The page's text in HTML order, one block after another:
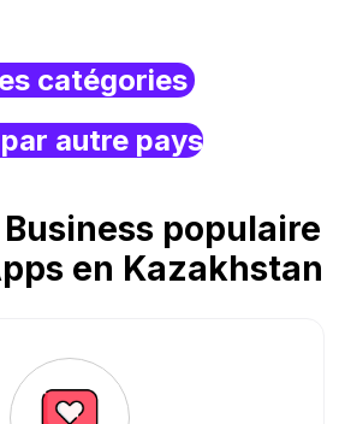
catégories
autre pays
populaire
en Kazakhstan